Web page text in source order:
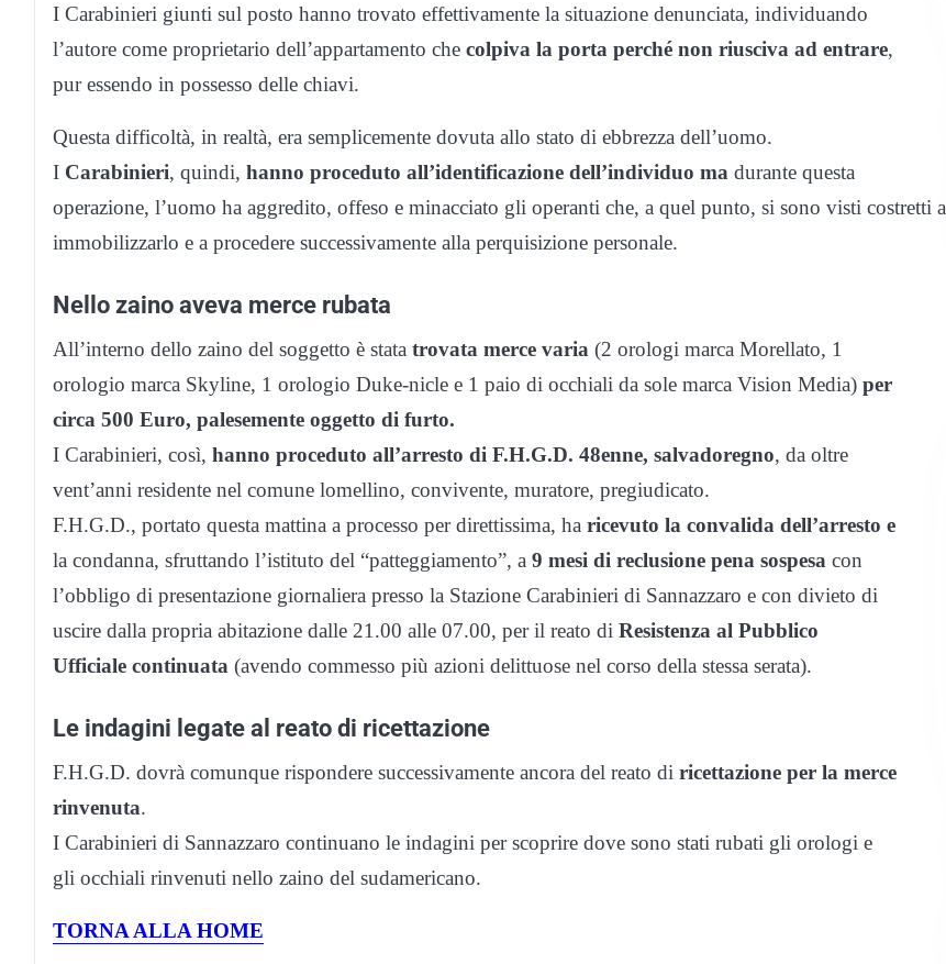
I Carabinieri giunti sul posto hanno trovato effettivamente la situazione denunciata, individuando
l’autore come proprietario dell’appartamento che colpiva la porta perché non riusciva ad entrare,
pur essendo in possesso delle chiavi.
Questa difficoltà, in realtà, era semplicemente dovuta allo stato di ebbrezza dell’uomo.
I Carabinieri, quindi, hanno proceduto all’identificazione dell’individuo ma durante questa
operazione, l’uomo ha aggredito, offeso e minacciato gli operanti che, a quel punto, si sono visti costretti a
immobilizzarlo e a procedere successivamente alla perquisizione personale.
Nello zaino aveva merce rubata
All’interno dello zaino del soggetto è stata trovata merce varia (2 orologi marca Morellato, 1
orologio marca Skyline, 1 orologio Duke-nicle e 1 paio di occhiali da sole marca Vision Media) per
circa 500 Euro, palesemente oggetto di furto.
I Carabinieri, così, hanno proceduto all’arresto di F.H.G.D. 48enne, salvadoregno, da oltre
vent’anni residente nel comune lomellino, convivente, muratore, pregiudicato.
F.H.G.D., portato questa mattina a processo per direttissima, ha ricevuto la convalida dell’arresto e
la condanna, sfruttando l’istituto del “patteggiamento”, a 9 mesi di reclusione pena sospesa con
l’obbligo di presentazione giornaliera presso la Stazione Carabinieri di Sannazzaro e con divieto di
uscire dalla propria abitazione dalle 21.00 alle 07.00, per il reato di Resistenza al Pubblico
Ufficiale continuata (avendo commesso più azioni delittuose nel corso della stessa serata).
Le indagini legate al reato di ricettazione
F.H.G.D. dovrà comunque rispondere successivamente ancora del reato di ricettazione per la merce
rinvenuta.
I Carabinieri di Sannazzaro continuano le indagini per scoprire dove sono stati rubati gli orologi e
gli occhiali rinvenuti nello zaino del sudamericano.
TORNA ALLA HOME